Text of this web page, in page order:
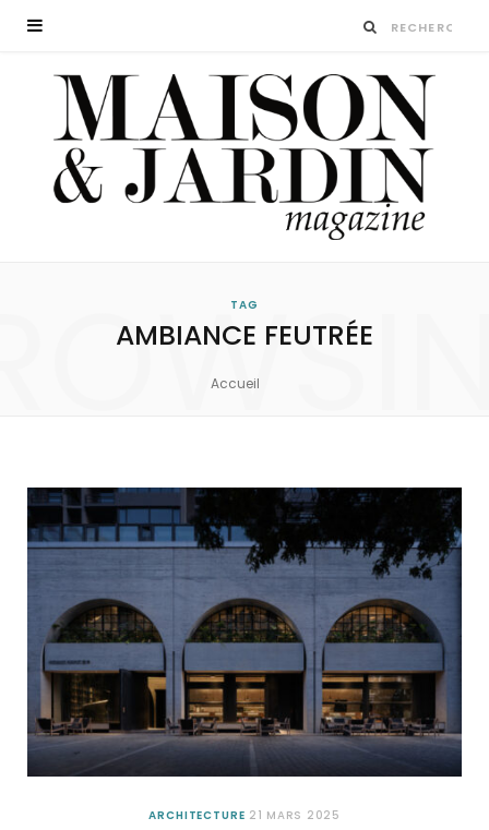
TAG
AMBIANCE FEUTRÉE
Accueil
ARCHITECTURE 21 MARS 2025